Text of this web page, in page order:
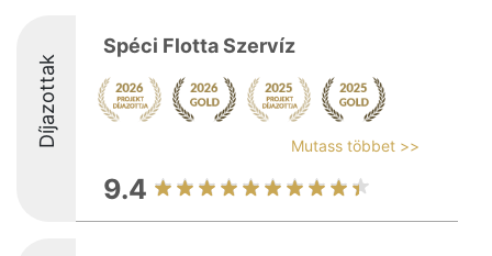
Díjazottak
Spéci Flotta Szervíz
Mutass többet >>
9.4